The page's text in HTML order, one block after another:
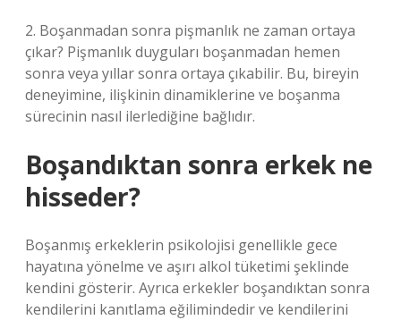
2. Boşanmadan sonra pişmanlık ne zaman ortaya
çıkar? Pişmanlık duyguları boşanmadan hemen
sonra veya yıllar sonra ortaya çıkabilir. Bu, bireyin
deneyimine, ilişkinin dinamiklerine ve boşanma
sürecinin nasıl ilerlediğine bağlıdır.
Boşandıktan sonra erkek ne
hisseder?
Boşanmış erkeklerin psikolojisi genellikle gece
hayatına yönelme ve aşırı alkol tüketimi şeklinde
kendini gösterir. Ayrıca erkekler boşandıktan sonra
kendilerini kanıtlama eğilimindedir ve kendilerini